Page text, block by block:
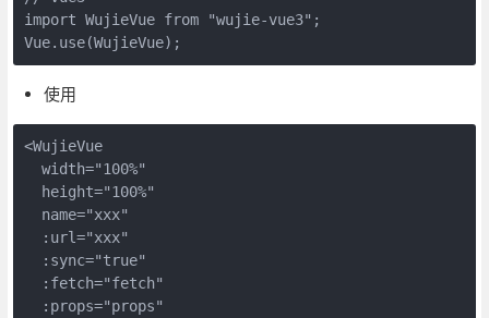
import WujieVue from "wujie-vue3";
Vue.use(WujieVue);
使用
<WujieVue
  width="100%"
  height="100%"
  name="xxx"
  :url="xxx"
  :sync="true"
  :fetch="fetch"
  :props="props"